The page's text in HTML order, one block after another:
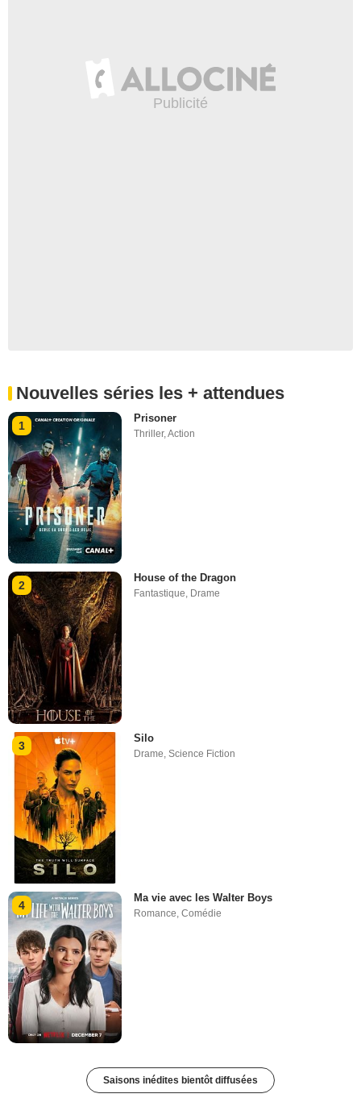
Nouvelles séries les + attendues
1
Prisoner
Thriller,Action
2
House of the Dragon
Fantastique, Drame
3
Silo
Drame ,Science Fiction
4
Ma vie avec les Walter Boys
Romance,Comédie
Saisons inédites bientôt diffusées